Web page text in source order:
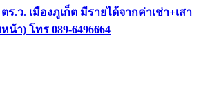
ร.ว. เมืองภูเก็ต มีรายได้จากค่าเช่า+เสา
า) โทร 089-6496664